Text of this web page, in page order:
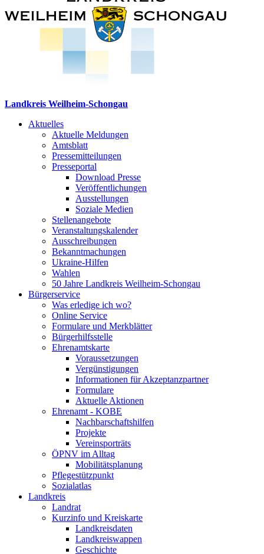
Landkreis Weilheim-Schongau
Aktuelles
Aktuelle Meldungen
Amtsblatt
Pressemitteilungen
Presseportal
Download Presse
Veröffentlichungen
Ausstellungen
Soziale Medien
Stellenangebote
Veranstaltungskalender
Ausschreibungen
Bekanntmachungen
Ukraine-Hilfen
Wahlen
50 Jahre Landkreis Weilheim-Schongau
Bürgerservice
Was erledige ich wo?
Online Service
Formulare und Merkblätter
Bürgerhilfsstelle
Ehrenamtskarte
Voraussetzungen
Vergünstigungen
Informationen für Akzeptanzpartner
Formulare
Aktuelle Aktionen
Ehrenamt - KOBE
Nachbarschaftshilfen
Projekte
Vereinsporträts
ÖPNV im Alltag
Mobilitätsplanung
Pflegestützpunkt
Sozialatlas
Landkreis
Landrat
Kurzinfo und Kreiskarte
Landkreisdaten
Landkreiswappen
Geschichte